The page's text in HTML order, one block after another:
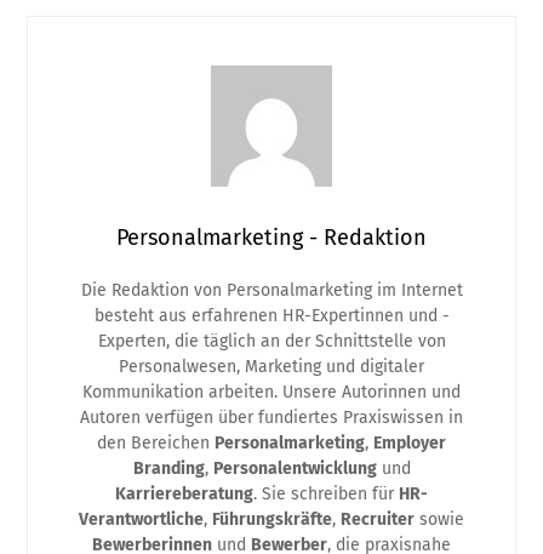
Personalmarketing - Redaktion
Die Redaktion von Personalmarketing im Internet
besteht aus erfahrenen HR-Expertinnen und -
Experten, die täglich an der Schnittstelle von
Personalwesen, Marketing und digitaler
Kommunikation arbeiten. Unsere Autorinnen und
Autoren verfügen über fundiertes Praxiswissen in
den Bereichen Personalmarketing, Employer
Branding, Personalentwicklungund
Karriereberatung. Sie schreiben für HR-
Verantwortliche, Führungskräfte, Recruiter sowie
Bewerberinnen und Bewerber, die praxisnahe